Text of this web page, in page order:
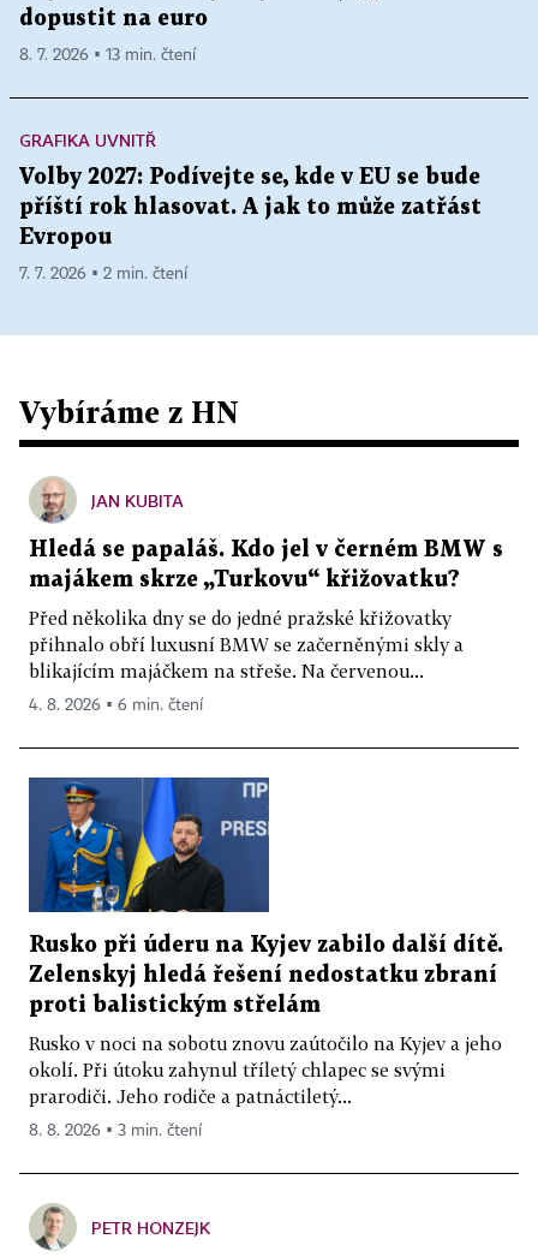
dopustit na euro
8. 7. 2026 ▪ 13 min. čtení
GRAFIKA UVNITŘ
Volby 2027: Podívejte se, kde v EU se bude
příští rok hlasovat. A jak to může zatřást
Evropou
7. 7. 2026 ▪ 2 min. čtení
Vybíráme z HN
JAN KUBITA
Hledá se papaláš. Kdo jel v černém BMW s
majákem skrze „Turkovu“ křižovatku?
Před několika dny se do jedné pražské křižovatky
přihnalo obří luxusní BMW se začerněnými skly a
blikajícím majáčkem na střeše. Na červenou...
4. 8. 2026 ▪ 6 min. čtení
Rusko při úderu na Kyjev zabilo další dítě.
Zelenskyj hledá řešení nedostatku zbraní
proti balistickým střelám
Rusko v noci na sobotu znovu zaútočilo na Kyjev a jeho
okolí. Při útoku zahynul tříletý chlapec se svými
prarodiči. Jeho rodiče a patnáctiletý...
8. 8. 2026 ▪ 3 min. čtení
PETR HONZEJK